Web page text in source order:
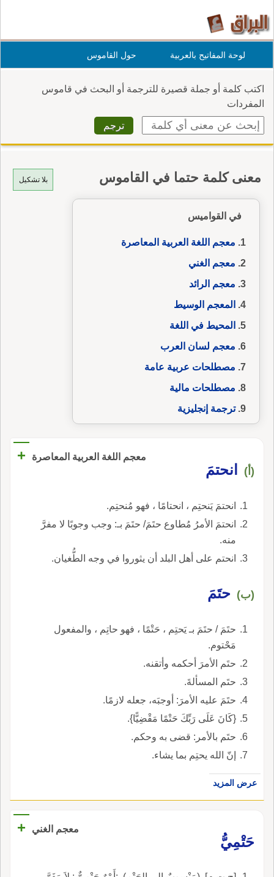
لوحة المفاتيح بالعربية حول القاموس
اكتب كلمة أو جملة قصيرة للترجمة أو البحث في قاموس
المفردات
بلا تشكيل معنى كلمة حتما في القاموس
في القواميس
معجم اللغة العربية المعاصرة
معجم الغني
معجم الرائد
المعجم الوسيط
المحيط في اللغة
معجم لسان العرب
مصطلحات عربية عامة
مصطلحات مالية
ترجمة إنجليزية
معجم اللغة العربية المعاصرة +
(أ) انحتمَ
انحتمَ يَنحتِم ، انحتامًا ، فهو مُنحتِم.
انحتمَ الأمرُ مُطاوع حتَمَ/ حتَمَ بـ: وجب وجوبًا لا مفرَّ
منه.
انحتم على أهل البلد أن يثوروا في وجه الطُّغيان.
(ب) حتَمَ
حتَمَ / حتَمَ بـ يَحتِم ، حَتْمًا ، فهو حاتِم ، والمفعول
مَحْتوم.
حتَم الأمرَ أحكمه وأتقنه.
حتَم المسألةَ.
حتَمَ عليه الأمرَ: أوجبَه، جعله لازمًا.
{كَانَ عَلَى رَبِّكَ حَتْمًا مَقْضِيًّا}.
حتَم بالأمر: قضى به وحكم.
إنّ الله يحتِم بما يشاء.
عرض المزيد
معجم الغني
+
حَتْمِيُّ